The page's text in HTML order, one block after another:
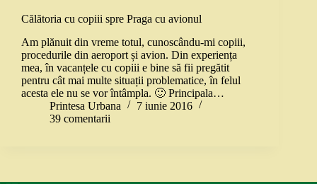
Călătoria cu copiii spre Praga cu avionul
Am plănuit din vreme totul, cunoscându-mi copiii,
procedurile din aeroport și avion. Din experiența
mea, în vacanțele cu copiii e bine să fii pregătit
pentru cât mai multe situații problematice, în felul
acesta ele nu se vor întâmpla. 🙂 Principala…
Printesa Urbana
7 iunie 2016
39 comentarii